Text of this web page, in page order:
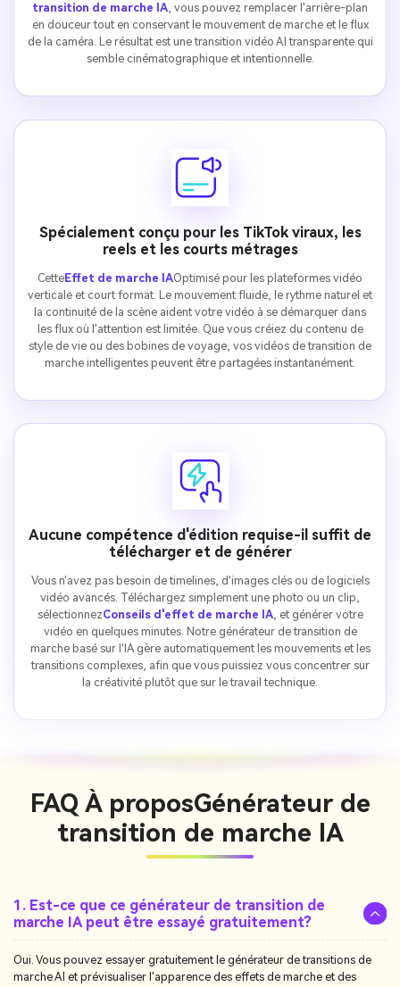
transition de marche IA, vous pouvez remplacer l'arrière-plan
en douceur tout en conservant le mouvement de marche et le flux
de la caméra. Le résultat est une transition vidéo AI transparente qui
semble cinématographique et intentionnelle.
Spécialement conçu pour les TikTok viraux, les
reels et les courts métrages
CetteEffet de marche IAOptimisé pour les plateformes vidéo
verticale et court format. Le mouvement fluide, le rythme naturel et
la continuité de la scène aident votre vidéo à se démarquer dans
les flux où l'attention est limitée. Que vous créiez du contenu de
style de vie ou des bobines de voyage, vos vidéos de transition de
marche intelligentes peuvent être partagées instantanément.
Aucune compétence d'édition requise-il suffit de
télécharger et de générer
Vous n'avez pas besoin de timelines, d'images clés ou de logiciels
vidéo avancés. Téléchargez simplement une photo ou un clip,
sélectionnezConseils d'effet de marche IA, et générer votre
vidéo en quelques minutes. Notre générateur de transition de
marche basé sur l'IA gère automatiquement les mouvements et les
transitions complexes, afin que vous puissiez vous concentrer sur
la créativité plutôt que sur le travail technique.
FAQ À proposGénérateur de
transition de marche IA
1. Est-ce que ce générateur de transition de
marche IA peut être essayé gratuitement?
Oui. Vous pouvez essayer gratuitement le générateur de transitions de
marche AI et prévisualiser l'apparence des effets de marche et des